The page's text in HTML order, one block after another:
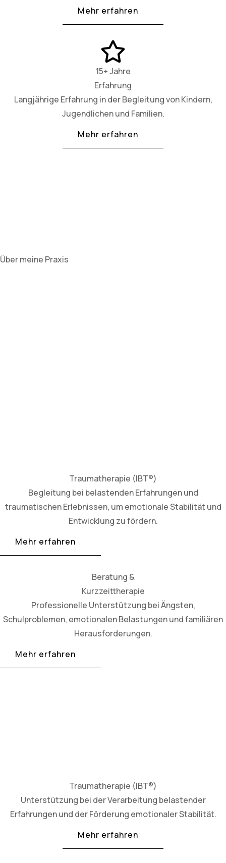
Mehr erfahren
15+ Jahre
Erfahrung
Langjährige Erfahrung in der Begleitung von Kindern,
Jugendlichen und Familien.
Mehr erfahren
Über meine Praxis
Traumatherapie (IBT®)
Begleitung bei belastenden Erfahrungen und
traumatischen Erlebnissen, um emotionale Stabilität und
Entwicklung zu fördern.
Mehr erfahren
Beratung &
Kurzzeittherapie
Professionelle Unterstützung bei Ängsten,
Schulproblemen, emotionalen Belastungen und familiären
Herausforderungen.
Mehr erfahren
Traumatherapie (IBT®)
Unterstützung bei der Verarbeitung belastender
Erfahrungen und der Förderung emotionaler Stabilität.
Mehr erfahren